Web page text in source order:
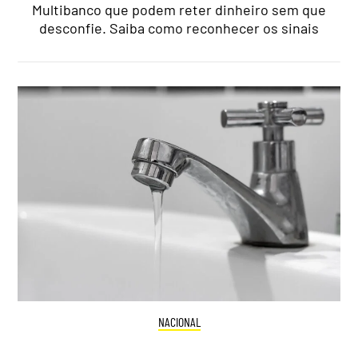
Multibanco que podem reter dinheiro sem que
desconfie. Saiba como reconhecer os sinais
NACIONAL